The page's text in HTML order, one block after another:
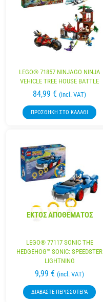
LEGO® 71857 NINJAGO NINJA
VEHICLE TREE HOUSE BATTLE
84,99 € (incl. VAT)
ΠΡΟΣΘΉΚΗ ΣΤΟ ΚΑΛΆΘΙ
ΕΚΤΌΣ ΑΠΟΘΈΜΑΤΟΣ
LEGO® 77117 SONIC THE
HEDGEHOG™ SONIC: SPEEDSTER
LIGHTNING
9,99 € (incl. VAT)
ΔΙΑΒΆΣΤΕ ΠΕΡΙΣΣΌΤΕΡΑ